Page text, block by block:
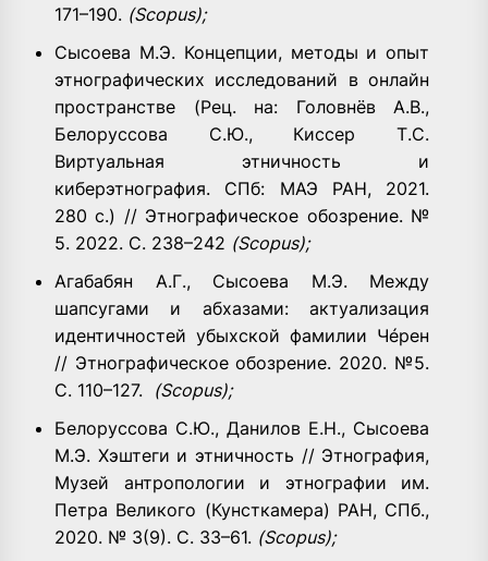
171–190. (Scopus);
Сысоева М.Э. Концепции, методы и опыт
этнографических исследований в онлайн
пространстве (Рец. на: Головнёв А.В.,
Белоруссова С.Ю., Киссер Т.С.
Виртуальная этничность и
киберэтнография. СПб: МАЭ РАН, 2021.
280 с.) // Этнографическое обозрение. №
5. 2022. С. 238–242 (Scopus);
Агабабян А.Г., Сысоева М.Э. Между
шапсугами и абхазами: актуализация
идентичностей убыхской фамилии Чéрен
// Этнографическое обозрение. 2020. №5.
С. 110–127. (Scopus);
Белоруссова С.Ю., Данилов Е.Н., Сысоева
М.Э. Хэштеги и этничность // Этнография,
Музей антропологии и этнографии им.
Петра Великого (Кунсткамера) РАН, СПб.,
2020. № 3(9). С. 33–61. (Scopus);